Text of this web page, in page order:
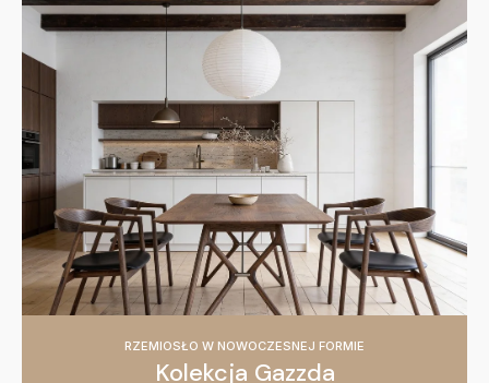
RZEMIOSŁO W NOWOCZESNEJ FORMIE
Kolekcja Gazzda